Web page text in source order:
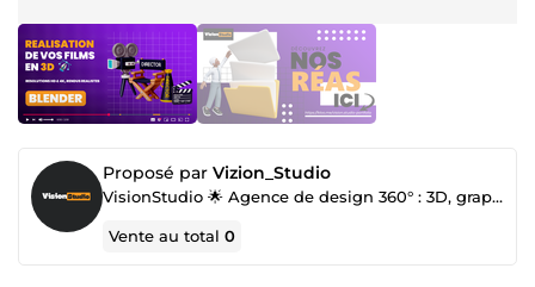
Proposé par Vizion_Studio
VisionStudio 🌟 Agence de design 360° : 3D, graphique et intégration web
Vente au total0